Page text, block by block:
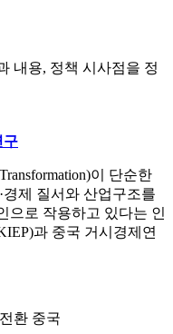
내용, 정책 시사점을 정
구
이 단순한
제 질서와 산업구조를
으로 작용하고 있다는 인
과 중국 거시경제연
환 중국